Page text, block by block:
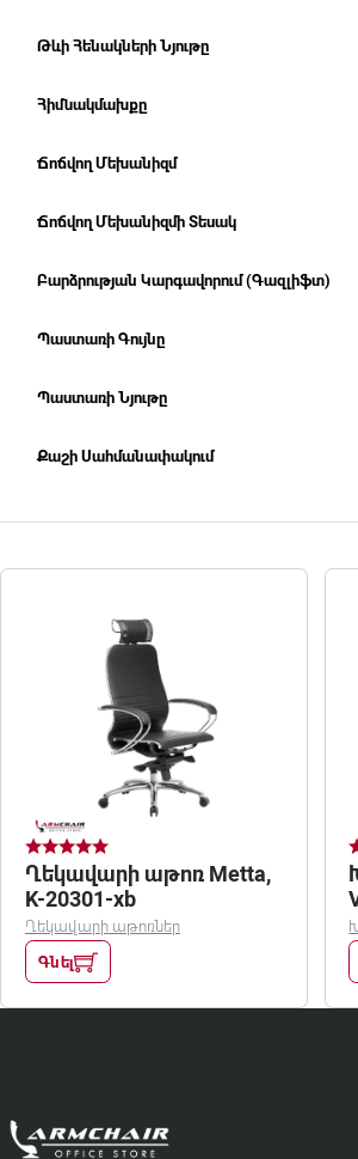
Թևի Հենակների Նյութը
Հիմնակմախքը
Ճոճվող Մեխանիզմ
Ճոճվող Մեխանիզմի Տեսակ
Բարձրության Կարգավորում (Գազլիֆտ)
Պաստառի Գույնը
Պաստառի Նյութը
Քաշի Սահմանափակում
Ղեկավարի աթոռ Metta,
K-20301-xb
Ղեկավարի աթոռներ
Գնել